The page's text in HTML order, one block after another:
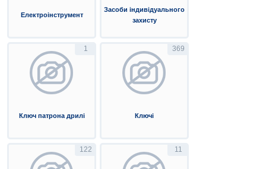
Електроінструмент
Засоби індивідуального
захисту
1
Ключ патрона дрилі
369
Ключі
122 11